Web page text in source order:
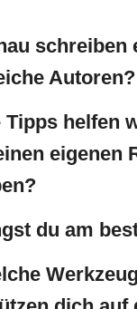
schreiben
Autoren?
Tipps helfen
eigenen
du am